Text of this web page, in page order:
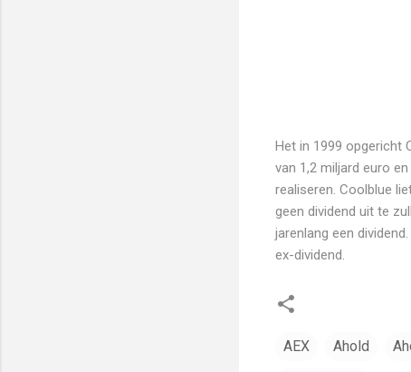
Het in 1999 opgericht
van 1,2 miljard euro
realiseren. Coolblue
geen dividend uit te
jarenlang een
ex-dividend.
AEX Ahold